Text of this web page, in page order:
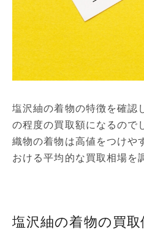
塩沢紬の着物の特徴を確認
の程度の買取額になるので
織物の着物は高値をつけや
おける平均的な買取相場を
塩沢紬の着物の買